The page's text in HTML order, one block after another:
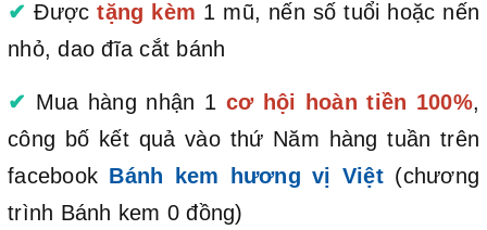
✔ Được tặng kèm 1 mũ, nến số tuổi hoặc nến
nhỏ, dao đĩa cắt bánh
✔ Mua hàng nhận 1 cơ hội hoàn tiền 100%,
công bố kết quả vào thứ Năm hàng tuần trên
facebook Bánh kem hương vị Việt(chương
trình Bánh kem 0 đồng)